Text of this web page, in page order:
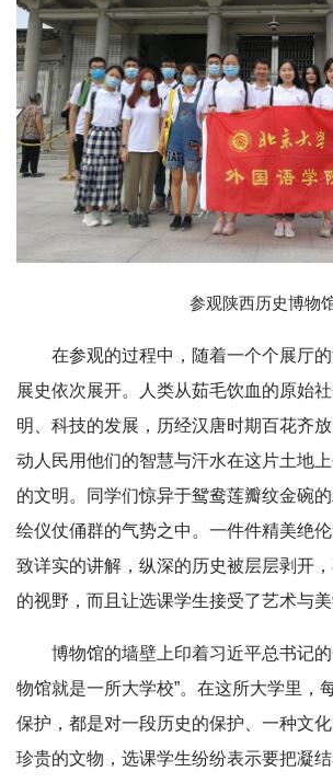
参观陕西历史博物
在参观的过程中，随着一个个展厅
展史依次展开。人类从茹毛饮血的原始
明、科技的发展，历经汉唐时期百花齐
动人民用他们的智慧与汗水在这片土地
的文明。同学们惊异于鸳鸯莲瓣纹金碗
绘仪仗俑群的气势之中。一件件精美绝
致详实的讲解，纵深的历史被层层剥开
的视野，而且让选课学生接受了艺术与美
博物馆的墙壁上印着习近平总书记
物馆就是一所大学校”。在这所大学里，
保护，都是对一段历史的保护、一种文
珍贵的文物，选课学生纷纷表示要把凝